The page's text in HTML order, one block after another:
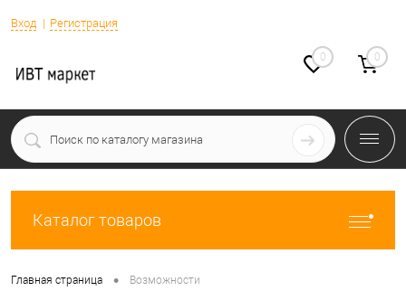
Вход Регистрация
0 0
Каталог товаров
Главная страница • Возможности